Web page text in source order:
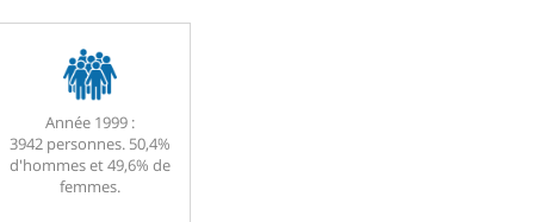
Année 1999 :
3942 personnes. 50,4%
d'hommes et 49,6% de
femmes.